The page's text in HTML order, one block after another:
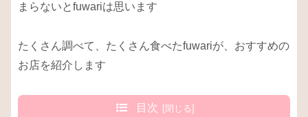
まらないとfuwariは思います
たくさん調べて、たくさん食べたfuwariが、おすすめの
お店を紹介します
目次